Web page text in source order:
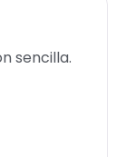
sencilla.